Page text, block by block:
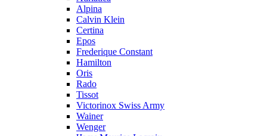
Alpina
Calvin Klein
Certina
Epos
Frederique Constant
Hamilton
Oris
Rado
Tissot
Victorinox Swiss Army
Wainer
Wenger